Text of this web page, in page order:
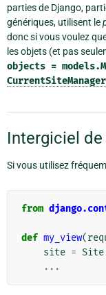
parties de Django,
génériques, utilisent le
donc si vous voulez
les objets (et pas
objects =
CurrentSiteManager
Intergiciel
Si vous utilisez
from
def my_view(
site = Site
...